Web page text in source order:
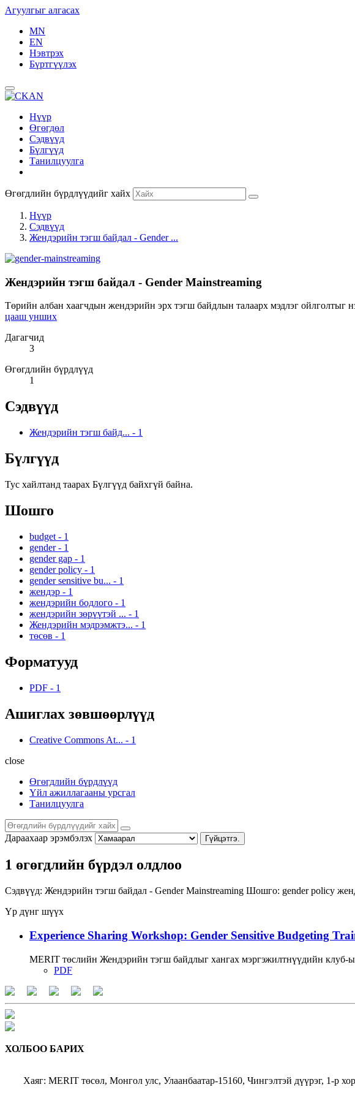
Агуулгыг алгасах
MN
EN
Нэвтрэх
Бүртгүүлэх
Нүүр
Өгөгдөл
Сэдвүүд
Бүлгүүд
Танилцуулга
Өгөгдлийн бүрдлүүдийг хайх
Нүүр
Сэдвүүд
Жендэрийн тэгш байдал - Gender ...
Жендэрийн тэгш байдал - Gender Mainstreaming
Төрийн албан хаагчдын жендэрийн эрх тэгш байдлын талаарх мэдлэг ойлголтыг
цааш унших
Дагагчид
3
Өгөгдлийн бүрдлүүд
1
Сэдвүүд
Жендэрийн тэгш байд... - 1
Бүлгүүд
Тус хайлтанд таарах Бүлгүүд байхгүй байна.
Шошго
budget - 1
gender - 1
gender gap - 1
gender policy - 1
gender sensitive bu... - 1
жендэр - 1
жендэрийн бодлого - 1
жендэрийн зөрүүтэй ... - 1
Жендэрийн мэдрэмжтэ... - 1
төсөв - 1
Форматууд
PDF - 1
Ашиглах зөвшөөрлүүд
Creative Commons At... - 1
close
Өгөгдлийн бүрдлүүд
Үйл ажиллагааны урсгал
Танилцуулга
Дараахаар эрэмбэлэх Гүйцэтгэ.
1 өгөгдлийн бүрдэл олдлоо
Сэдвүүд: Жендэрийн тэгш байдал - Gender Mainstreaming Шошго: gender policy
Үр дүнг шүүх
Experience Sharing Workshop: Gender Sensitive Budgeting
MERIT төслийн Жендэрийн тэгш байдлыг хангах мэргэжилтнүүдийн клуб-
PDF
ХОЛБОО БАРИХ
Хаяг: MERIT төсөл, Монгол улс, Улаанбаатар-15160, Чингэлтэй дүүрэг, 1-р